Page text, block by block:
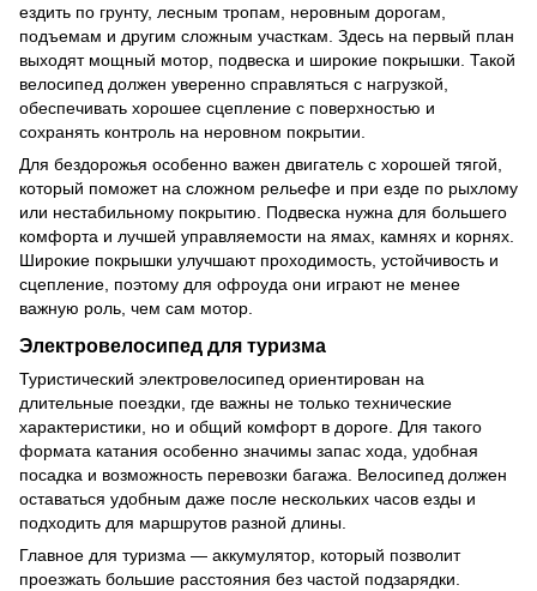
ездить по грунту, лесным тропам, неровным дорогам,
подъемам и другим сложным участкам. Здесь на первый план
выходят мощный мотор, подвеска и широкие покрышки. Такой
велосипед должен уверенно справляться с нагрузкой,
обеспечивать хорошее сцепление с поверхностью и
сохранять контроль на неровном покрытии.
Для бездорожья особенно важен двигатель с хорошей тягой,
который поможет на сложном рельефе и при езде по рыхлому
или нестабильному покрытию. Подвеска нужна для большего
комфорта и лучшей управляемости на ямах, камнях и корнях.
Широкие покрышки улучшают проходимость, устойчивость и
сцепление, поэтому для офроуда они играют не менее
важную роль, чем сам мотор.
Электровелосипед для туризма
Туристический электровелосипед ориентирован на
длительные поездки, где важны не только технические
характеристики, но и общий комфорт в дороге. Для такого
формата катания особенно значимы запас хода, удобная
посадка и возможность перевозки багажа. Велосипед должен
оставаться удобным даже после нескольких часов езды и
подходить для маршрутов разной длины.
Главное для туризма — аккумулятор, который позволит
проезжать большие расстояния без частой подзарядки.